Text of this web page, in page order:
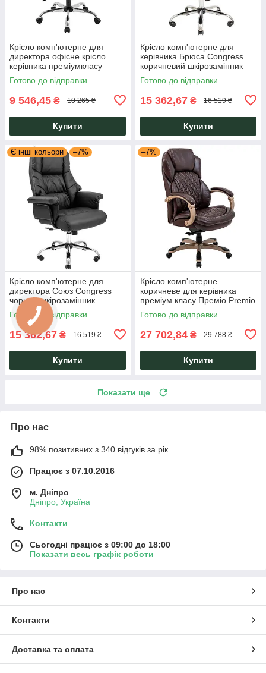
Крісло комп'ютерне для
директора офісне крісло
керівника преміумкласу
Бронкс Bronx Richman
Готово до відправки
9 546,45 ₴ 10 265 ₴
Купити
Крісло комп'ютерне для
керівника Брюса Congress
коричневий шкірозамінник
хром ТМ Richman
Готово до відправки
15 362,67 ₴ 16 519 ₴
Купити
Є інші кольори –7%
Крісло комп'ютерне для
директора Союз Congress
чорний шкірозамінник
Richman
Готово до відправки
15 362,67 ₴ 16 519 ₴
Купити
–7%
Крісло комп'ютерне
коричневе для керівника
преміум класу Преміо Premio
оббивка шкіра спліт Richman
Готово до відправки
27 702,84 ₴ 29 788 ₴
Купити
Показати ще
Про нас
98% позитивних з 340 відгуків за рік
Працює з 07.10.2016
м. Дніпро
Дніпро, Україна
Контакти
Сьогодні працює з 09:00 до 18:00
Показати весь графік роботи
Про нас
Контакти
Доставка та оплата